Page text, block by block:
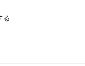
る